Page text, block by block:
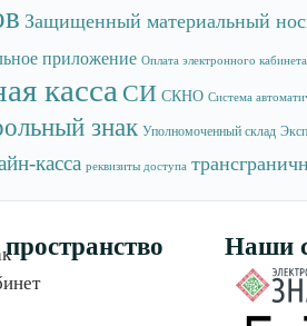
Защищенный материальный
приложение Оплата электронного кабинета
касса СИ СКНО Система
знак Уполномоченный склад
касса реквизиты доступа
Наши